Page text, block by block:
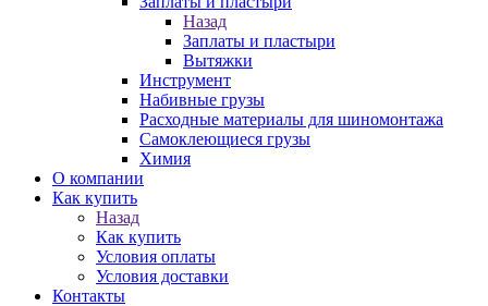
Назад
Заплаты и пластыри
Вытяжки
Инструмент
Набивные грузы
Расходные материалы для шиномонтажа
Самоклеющиеся грузы
Химия
О компании
Как купить
Назад
Как купить
Условия оплаты
Условия доставки
Контакты